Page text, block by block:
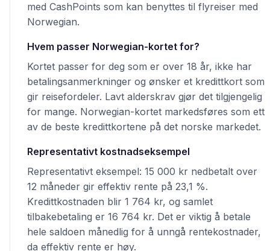
med CashPoints som kan benyttes til flyreiser med
Norwegian.
Hvem passer Norwegian-kortet for?
Kortet passer for deg som er over 18 år, ikke har
betalingsanmerkninger og ønsker et kredittkort som
gir reisefordeler. Lavt alderskrav gjør det tilgjengelig
for mange. Norwegian-kortet markedsføres som ett
av de beste kredittkortene på det norske markedet.
Representativt kostnadseksempel
Representativt eksempel: 15 000 kr nedbetalt over
12 måneder gir effektiv rente på 23,1 %.
Kredittkostnaden blir 1 764 kr, og samlet
tilbakebetaling er 16 764 kr. Det er viktig å betale
hele saldoen månedlig for å unngå rentekostnader,
da effektiv rente er høy.